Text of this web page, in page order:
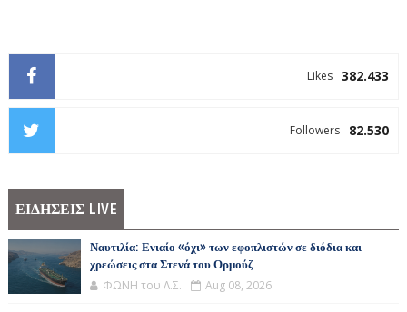
382.433
Likes
82.530
Followers
ΕΙΔΗΣΕΙΣ LIVE
Ναυτιλία: Ενιαίο «όχι» των εφοπλιστών σε διόδια και
χρεώσεις στα Στενά του Ορμούζ
ΦΩΝΗ του Λ.Σ. Aug 08, 2026